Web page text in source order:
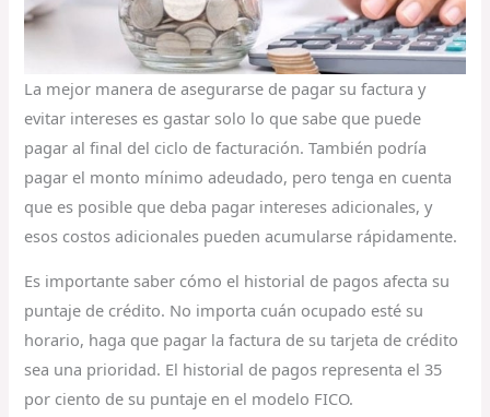
La mejor manera de asegurarse de pagar su factura y
evitar intereses es gastar solo lo que sabe que puede
pagar al final del ciclo de facturación. También podría
pagar el monto mínimo adeudado, pero tenga en cuenta
que es posible que deba pagar intereses adicionales, y
esos costos adicionales pueden acumularse rápidamente.
Es importante saber cómo el historial de pagos afecta su
puntaje de crédito. No importa cuán ocupado esté su
horario, haga que pagar la factura de su tarjeta de crédito
sea una prioridad. El historial de pagos representa el 35
por ciento de su puntaje en el modelo FICO.